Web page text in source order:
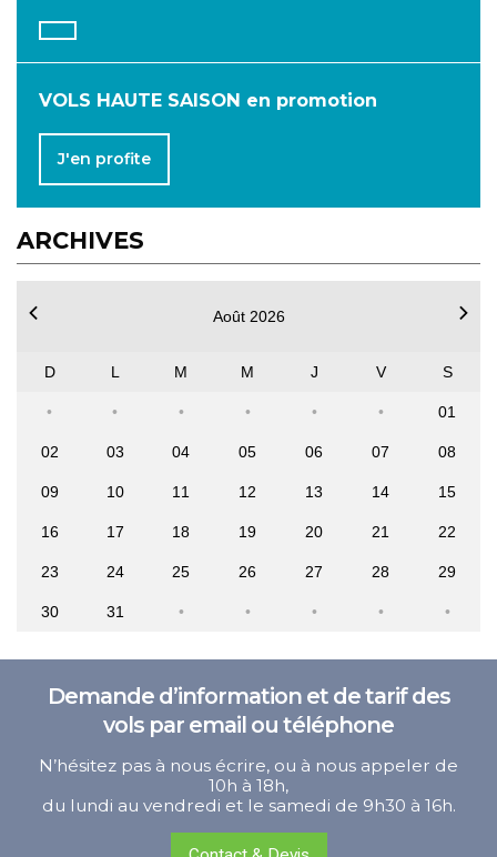
VOLS HAUTE SAISON en promotion
J'en profite
ARCHIVES
OCTOBRE
Août 2026
D L M M J V S
01
02 03 04 05 06 07 08
09 10 11 12 13 14 15
16 17 18 19 20 21 22
23 24 25 26 27 28 29
30 31
Demande d’information et de tarif des
vols par email ou téléphone
N’hésitez pas à nous écrire, ou à nous appeler de
10h à 18h,
du lundi au vendredi et le samedi de 9h30 à 16h.